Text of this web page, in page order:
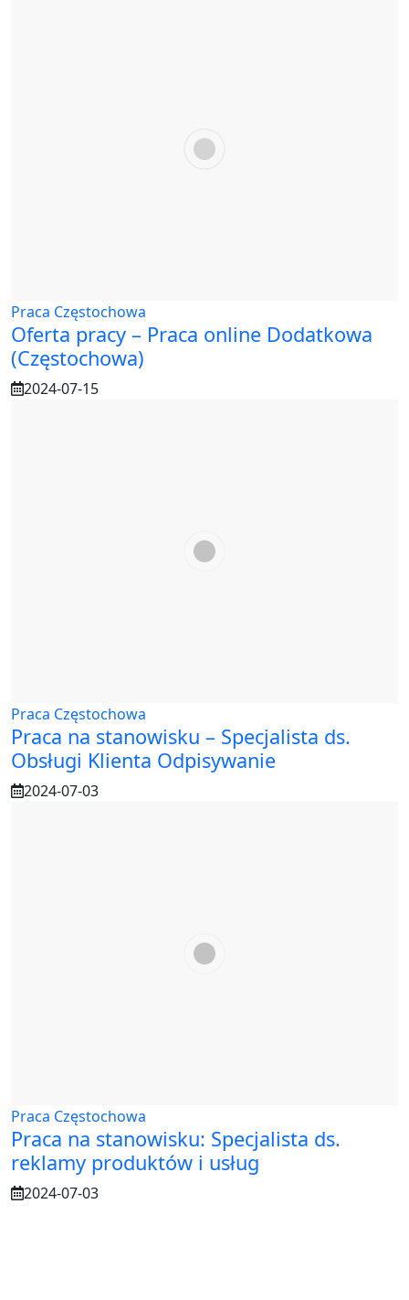
Praca Częstochowa
Oferta pracy – Praca online Dodatkowa
(Częstochowa)
2024-07-15
Praca Częstochowa
Praca na stanowisku – Specjalista ds.
Obsługi Klienta Odpisywanie
2024-07-03
Praca Częstochowa
Praca na stanowisku: Specjalista ds.
reklamy produktów i usług
2024-07-03